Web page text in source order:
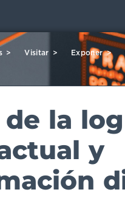
> Visitar > Exponer >
la
y